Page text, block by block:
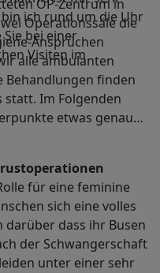
ich rund um die Uhr
bei einer
Visiten im
OP-Zentrum in
Operationssäle die
Ansprüchen
alle ambulanten
Behandlungen finden
Im Folgenden
etwas genauer
für eine feminine
sich eine volles
dass ihr Busen
der Schwangerschaft
unter einer sehr